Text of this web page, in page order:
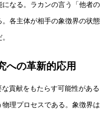
なる。ラカンの言う「他者
各主体が相手の象徴界の状
への革新的応用
貢献をもたらす可能性があ
理プロセスである。象徴界